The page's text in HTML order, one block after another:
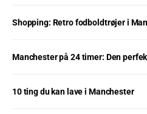
Shopping: Retro fodboldtrøjer i
Manchester på 24 timer: Den
10 ting du kan lave i Manchester